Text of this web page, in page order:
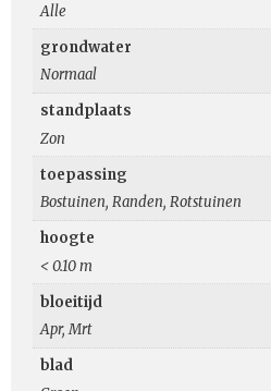
Alle
grondwater
Normaal
standplaats
Zon
toepassing
Bostuinen, Randen, Rotstuinen
hoogte
< 0.10 m
bloeitijd
Apr, Mrt
blad